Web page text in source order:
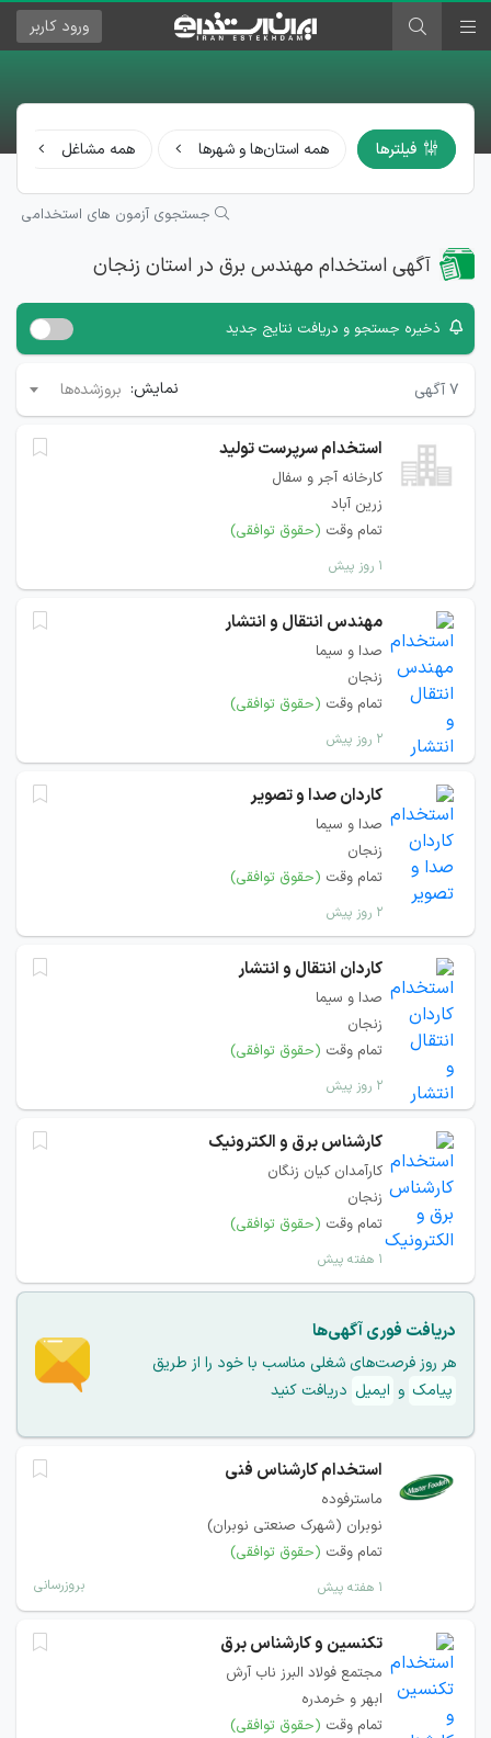
ورود کاربر
فیلترها همه استان‌ها و شهرها همه مشاغل
جستجوی آزمون های استخدامی
آگهی استخدام مهندس برق در استان زنجان
ذخیره جستجو و دریافت نتایج جدید
۷آگهی نمایش: بروزشده‌ها
استخدام سرپرست توليد
کارخانه آجر و سفال
زرین آباد
تمام وقت (حقوق توافقی)
۱ روز پیش
مهندس انتقال و انتشار
صدا و سیما
زنجان
تمام وقت (حقوق توافقی)
۲ روز پیش
کاردان صدا و تصویر
صدا و سیما
زنجان
تمام وقت (حقوق توافقی)
۲ روز پیش
کاردان انتقال و انتشار
صدا و سیما
زنجان
تمام وقت (حقوق توافقی)
۲ روز پیش
کارشناس برق و الکترونیک
کارآمدان کیان زنگان
زنجان
تمام وقت (حقوق توافقی)
۱ هفته پیش
دریافت فوری آگهی‌ها
هر روز فرصت‌های شغلی مناسب با خود را از طریق
پیامک و ایمیل دریافت کنید
استخدام کارشناس فنی
ماسترفوده
نوبران (شهرک صنعتی نوبران)
تمام وقت (حقوق توافقی)
۱ هفته پیش بروزرسانی
تکنسین و کارشناس برق
مجتمع فولاد البرز ناب آرش
ابهر و خرمدره
تمام وقت (حقوق توافقی)